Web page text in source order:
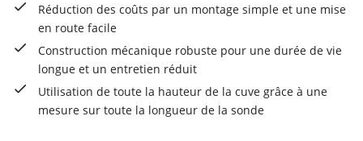
Réduction des coûts par un montage simple et une mise
en route facile
Construction mécanique robuste pour une durée de vie
longue et un entretien réduit
Utilisation de toute la hauteur de la cuve grâce à une
mesure sur toute la longueur de la sonde